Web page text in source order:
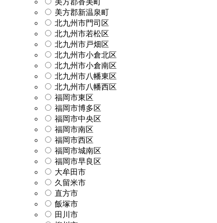
美方郡新温泉町
北九州市門司区
北九州市若松区
北九州市戸畑区
北九州市小倉北区
北九州市小倉南区
北九州市八幡東区
北九州市八幡西区
福岡市東区
福岡市博多区
福岡市中央区
福岡市南区
福岡市西区
福岡市城南区
福岡市早良区
大牟田市
久留米市
直方市
飯塚市
田川市